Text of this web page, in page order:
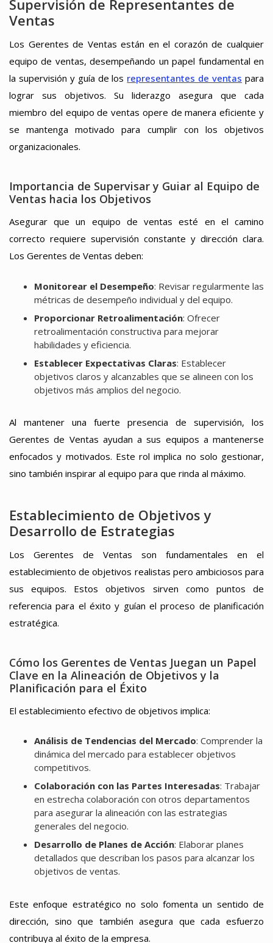
Supervisión de Representantes de
Ventas
Los Gerentes de Ventas están en el corazón de cualquier
equipo de ventas, desempeñando un papel fundamental en
la supervisión y guía de los representantes de ventas para
lograr sus objetivos. Su liderazgo asegura que cada
miembro del equipo de ventas opere de manera eficiente y
se mantenga motivado para cumplir con los objetivos
organizacionales.
Importancia de Supervisar y Guiar al Equipo de
Ventas hacia los Objetivos
Asegurar que un equipo de ventas esté en el camino
correcto requiere supervisión constante y dirección clara.
Los Gerentes de Ventas deben:
Monitorear el Desempeño: Revisar regularmente las
métricas de desempeño individual y del equipo.
Proporcionar Retroalimentación: Ofrecer
retroalimentación constructiva para mejorar
habilidades y eficiencia.
Establecer Expectativas Claras: Establecer
objetivos claros y alcanzables que se alineen con los
objetivos más amplios del negocio.
Al mantener una fuerte presencia de supervisión, los
Gerentes de Ventas ayudan a sus equipos a mantenerse
enfocados y motivados. Este rol implica no solo gestionar,
sino también inspirar al equipo para que rinda al máximo.
Establecimiento de Objetivos y
Desarrollo de Estrategias
Los Gerentes de Ventas son fundamentales en el
establecimiento de objetivos realistas pero ambiciosos para
sus equipos. Estos objetivos sirven como puntos de
referencia para el éxito y guían el proceso de planificación
estratégica.
Cómo los Gerentes de Ventas Juegan un Papel
Clave en la Alineación de Objetivos y la
Planificación para el Éxito
El establecimiento efectivo de objetivos implica:
Análisis de Tendencias del Mercado: Comprender la
dinámica del mercado para establecer objetivos
competitivos.
Colaboración con las Partes Interesadas: Trabajar
en estrecha colaboración con otros departamentos
para asegurar la alineación con las estrategias
generales del negocio.
Desarrollo de Planes de Acción: Elaborar planes
detallados que describan los pasos para alcanzar los
objetivos de ventas.
Este enfoque estratégico no solo fomenta un sentido de
dirección, sino que también asegura que cada esfuerzo
contribuya al éxito de la empresa.